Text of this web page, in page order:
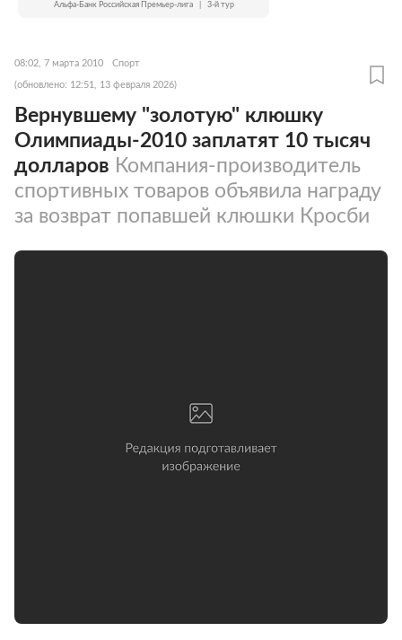
Альфа-Банк Российская Премьер-лига 3-й тур
08:02, 7 марта 2010 Спорт
(обновлено: 12:51, 13 февраля 2026)
Вернувшему "золотую" клюшку
Олимпиады-2010 заплатят 10 тысяч
долларов Компания-производитель
спортивных товаров объявила награду
за возврат попавшей клюшки Кросби